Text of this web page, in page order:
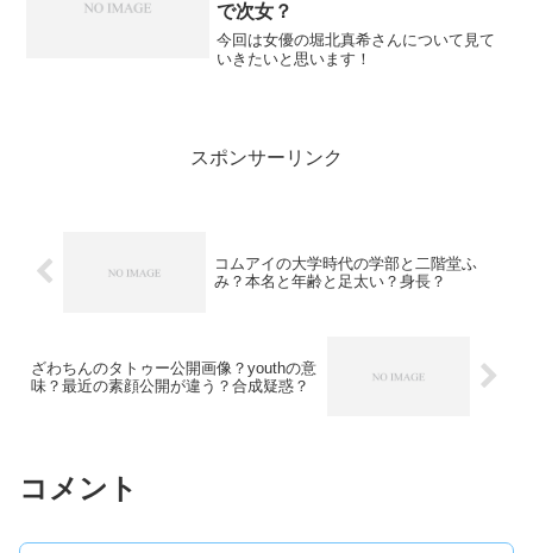
で次女？
今回は女優の堀北真希さんについて見て
いきたいと思います！
スポンサーリンク
コムアイの大学時代の学部と二階堂ふ
み？本名と年齢と足太い？身長？
ざわちんのタトゥー公開画像？youthの意
味？最近の素顔公開が違う？合成疑惑？
コメント